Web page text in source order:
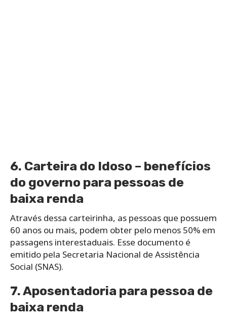
6. Carteira do Idoso – benefícios
do governo para pessoas de
baixa renda
Através dessa carteirinha, as pessoas que possuem
60 anos ou mais, podem obter pelo menos 50% em
passagens interestaduais. Esse documento é
emitido pela Secretaria Nacional de Assistência
Social (SNAS).
7. Aposentadoria para pessoa de
baixa renda